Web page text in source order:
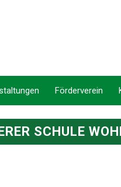
Förderverein
SCHULE